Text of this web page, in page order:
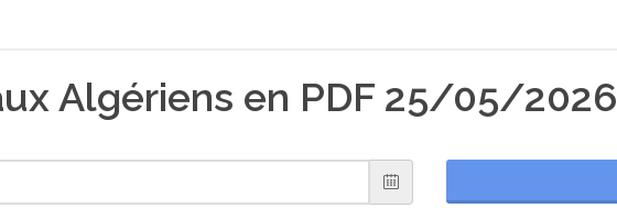
Algériens en PDF 25/05/2026